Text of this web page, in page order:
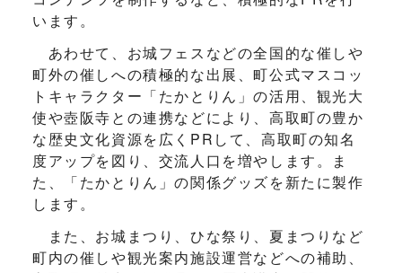
います。
あわせて、お城フェスなどの全国的な催しや
町外の催しへの積極的な出展、町公式マスコッ
トキャラクター「たかとりん」の活用、観光大
使や壺阪寺との連携などにより、高取町の豊か
な歴史文化資源を広くPRして、高取町の知名
度アップを図り、交流人口を増やします。ま
た、「たかとりん」の関係グッズを新たに製作
します。
また、お城まつり、ひな祭り、夏まつりなど
町内の催しや観光案内施設運営などへの補助、